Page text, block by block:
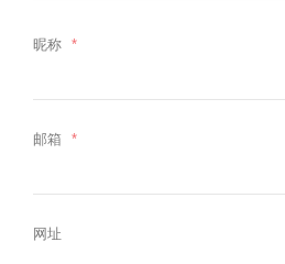
昵称 *
邮箱 *
网址